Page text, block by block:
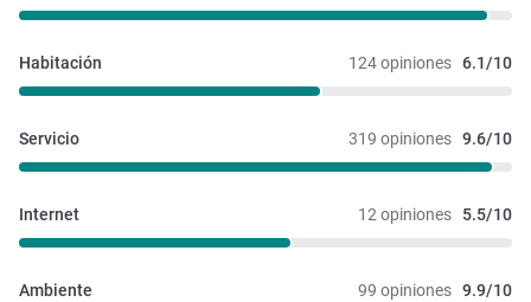
124 opiniones 6.1/10
Habitación
319 opiniones 9.6/10
Servicio
12 opiniones 5.5/10
Internet
99 opiniones 9.9/10
Ambiente